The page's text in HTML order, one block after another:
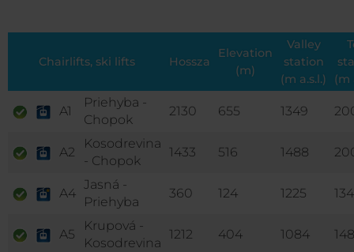
Chairlifts, ski lifts Hossza
Elevation
(m)
Valley
station
(m a.s.l.)
(m
A1
Priehyba -
Chopok
2130 655 1349
A2
Kosodrevina
- Chopok
1433 516 1488
A4
Jasná -
Priehyba
360 124 1225
A5
Krupová -
Kosodrevina
1212 404 1084